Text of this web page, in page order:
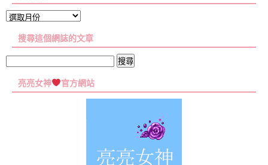
文
彙
搜尋這個網誌的文章
關
亮亮女神 官方網站